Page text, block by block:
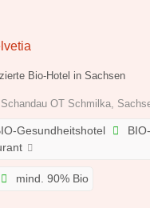
Bio-Hotel in Sachsen
OT Schmilka,
Gesundheitshotel
mind. 90% Bio